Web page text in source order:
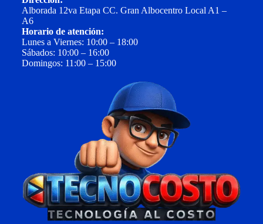
Alborada 12va Etapa CC. Gran Albocentro Local A1 –
A6
Horario de atención:
Lunes a Viernes: 10:00 – 18:00
Sábados: 10:00 – 16:00
Domingos: 11:00 – 15:00